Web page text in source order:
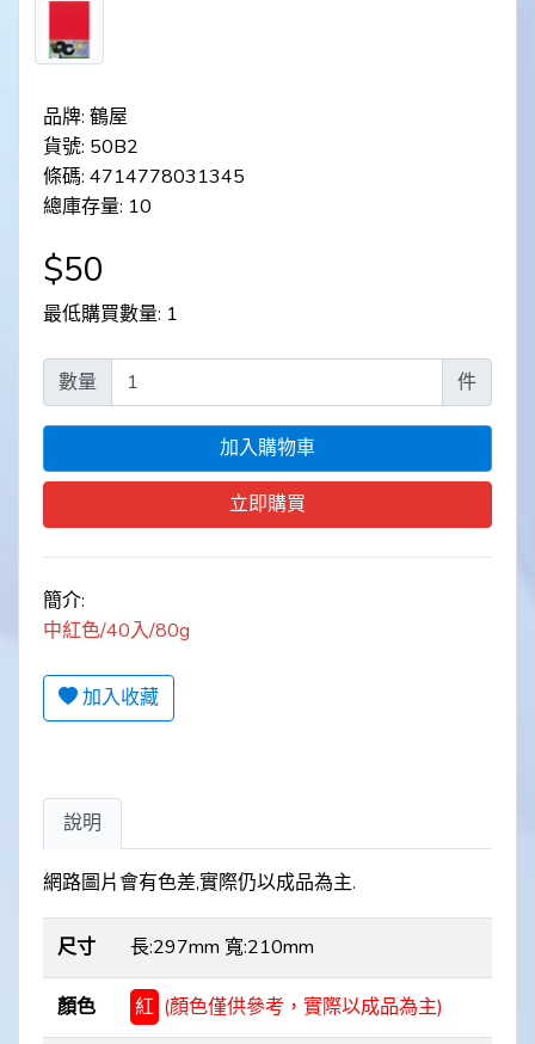
品牌: 鶴屋
貨號: 50B2
條碼: 4714778031345
總庫存量: 10
$50
最低購買數量: 1
數量 件
加入購物車
立即購買
簡介:
中紅色/40入/80g
加入收藏
說明
網路圖片會有色差,實際仍以成品為主.
尺寸 長:297mm 寬:210mm
顏色 紅 (顏色僅供參考，實際以成品為主)